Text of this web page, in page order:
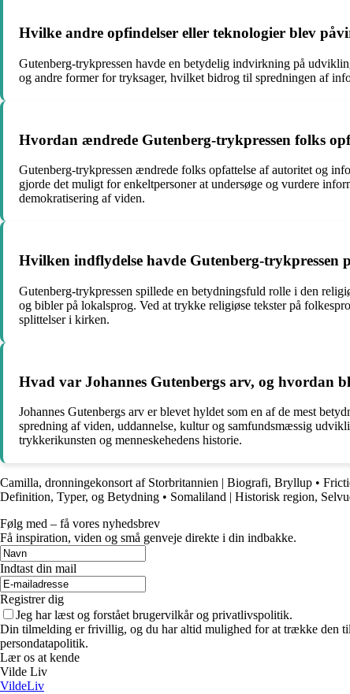
Hvilke andre opfindelser eller teknologier blev
Gutenberg-trykpressen havde en betydelig indvirkning på
og andre former for tryksager, hvilket bidrog til spredningen af
Hvordan ændrede Gutenberg-trykpressen folks
Gutenberg-trykpressen ændrede folks opfattelse af autoritet og
gjorde det muligt for enkeltpersoner at undersøge og vurdere
demokratisering af viden.
Hvilken indflydelse havde Gutenberg-trykpressen
Gutenberg-trykpressen spillede en betydningsfuld rolle i den
og bibler på lokalsprog. Ved at trykke religiøse tekster på
splittelser i kirken.
Hvad var Johannes Gutenbergs arv, og hvordan
Johannes Gutenbergs arv er blevet hyldet som en af de mest
spredning af viden, uddannelse, kultur og samfundsmæssig
trykkerikunsten og menneskehedens historie.
Camilla, dronningekonsort af Storbritannien | Biografi, Bryllup •
Definition, Typer, og Betydning • Somaliland | Historisk region,
Følg med – få vores nyhedsbrev
Få inspiration, viden og små genveje direkte i din indbakke.
Indtast din mail
Registrer dig
Jeg har læst og forstået brugervilkår og privatlivspolitik.
Din tilmelding er frivillig, og du har altid mulighed for at trække den
persondatapolitik.
Lær os at kende
Vilde Liv
VildeLiv